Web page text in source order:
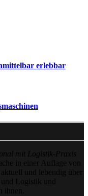
erlebbar
mit Logistik-Praxis
in einer Auflage von
und lebendig über
Logistik und